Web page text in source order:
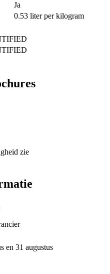
Ja
0.53 liter per kilogram
zie
en 31 augustus